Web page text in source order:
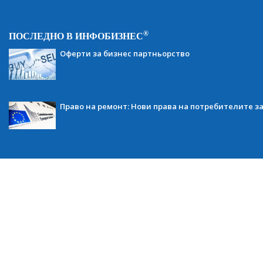
ПОСЛЕДНО В ИНФОБИЗНЕС®
Оферти за бизнес партньорство
Право на ремонт: Нови права на потребителите